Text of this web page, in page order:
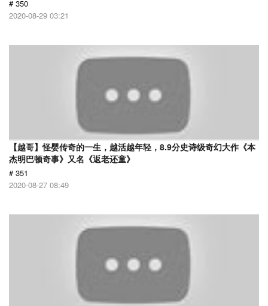
# 350
2020-08-29 03:21
【越哥】怪婴传奇的一生，越活越年轻，8.9分史诗级奇幻大作《本
杰明巴顿奇事》又名《返老还童》
# 351
2020-08-27 08:49